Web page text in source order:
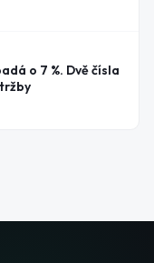
o 7 %. Dvě čísla